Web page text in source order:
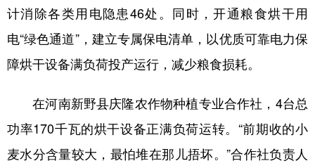
计消除各类用电隐患46处。同时，开通粮食烘干用
电“绿色通道”，建立专属保电清单，以优质可靠电力保
障烘干设备满负荷投产运行，减少粮食损耗。
在河南新野县庆隆农作物种植专业合作社，4台总
功率170千瓦的烘干设备正满负荷运转。“前期收的小
麦水分含量较大，最怕堆在那儿捂坏。”合作社负责人